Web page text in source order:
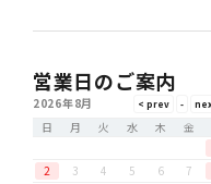
営業日のご案内
2026年8月
日
月 火 水 木 金
2
3 4 5 6 7